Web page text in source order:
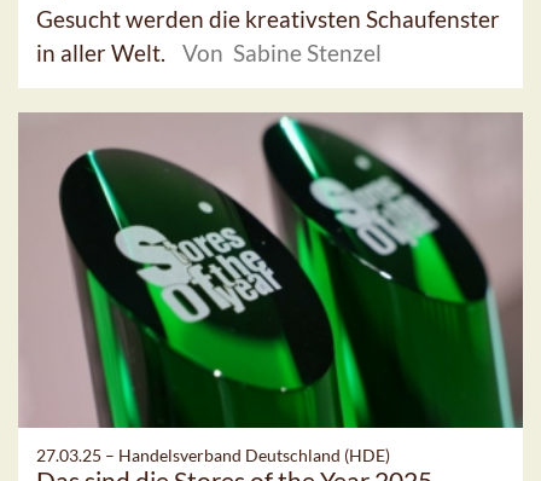
Gesucht werden die kreativsten Schaufenster
in aller Welt.
Von Sabine Stenzel
27.03.25 – Handelsverband Deutschland (HDE)